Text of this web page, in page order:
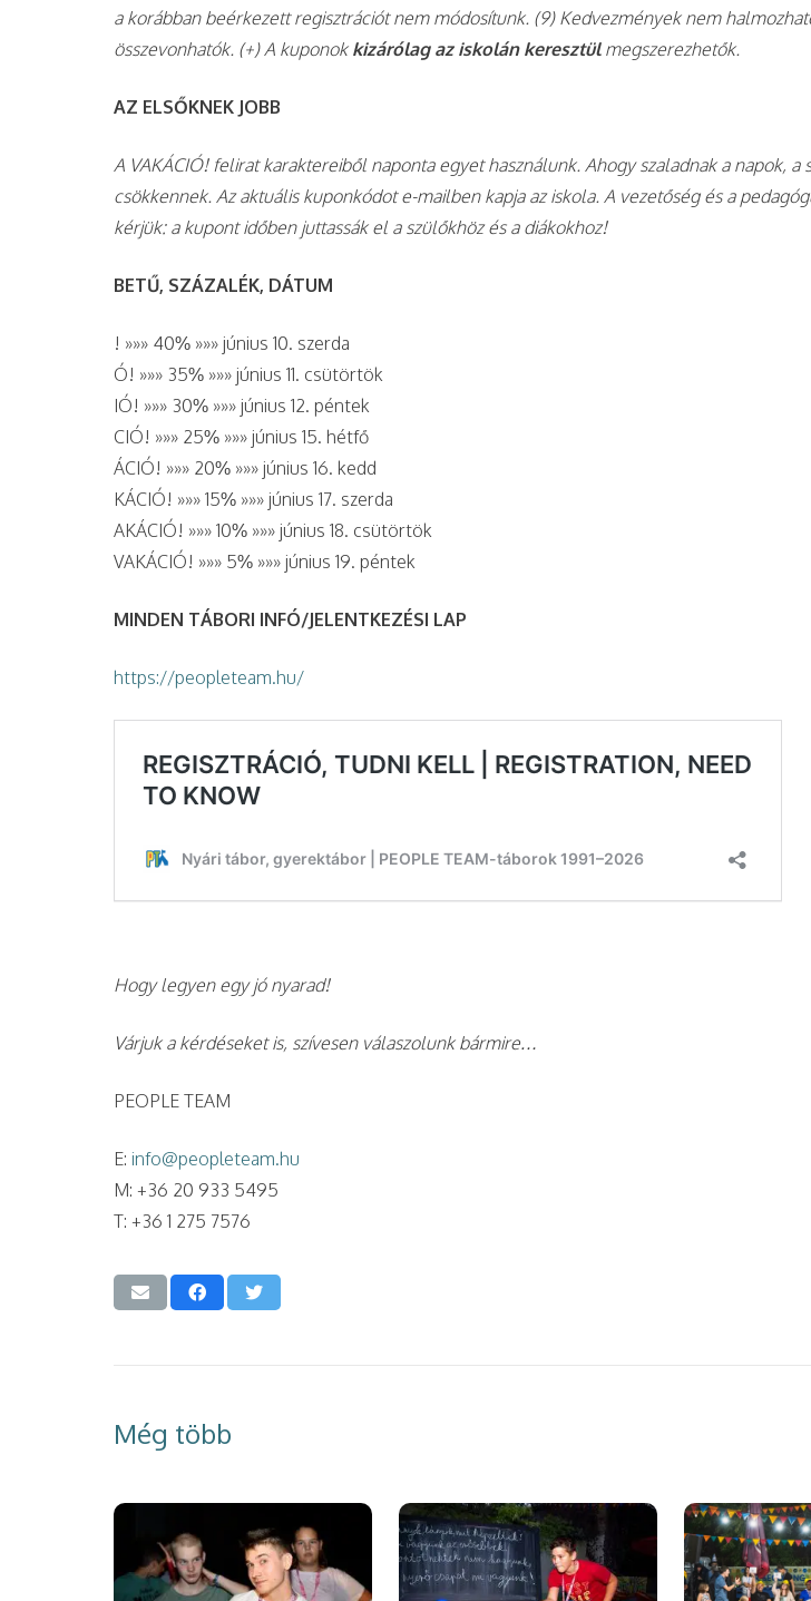
a korábban beérkezett regisztrációt nem módosítunk. (9) Kedvezmények nem
összevonhatók. (+) A kuponok kizárólag az iskolán keresztülmegszerezhetők.
AZ ELSŐKNEK JOBB
A VAKÁCIÓ! felirat karaktereiből naponta egyet használunk. Ahogy szaladnak a napok, a
csökkennek. Az aktuális kuponkódot e-mailben kapja az iskola. A vezetőség és a
kérjük: a kupont időben juttassák el a szülőkhöz és a diákokhoz!
BETŰ, SZÁZALÉK, DÁTUM
! »»» 40% »»» június 10. szerda
Ó! »»» 35% »»» június 11. csütörtök
IÓ! »»» 30% »»» június 12. péntek
CIÓ! »»» 25% »»» június 15. hétfő
ÁCIÓ! »»» 20% »»» június 16. kedd
KÁCIÓ! »»» 15% »»» június 17. szerda
AKÁCIÓ! »»» 10% »»» június 18. csütörtök
VAKÁCIÓ! »»» 5% »»» június 19. péntek
MINDEN TÁBORI INFÓ/JELENTKEZÉSI LAP
https://peopleteam.hu/
Hogy legyen egy jó nyarad!
Várjuk a kérdéseket is, szívesen válaszolunk bármire…
PEOPLE TEAM
E: info@peopleteam.hu
M: +36 20 933 5495
T: +36 1 275 7576
Még több